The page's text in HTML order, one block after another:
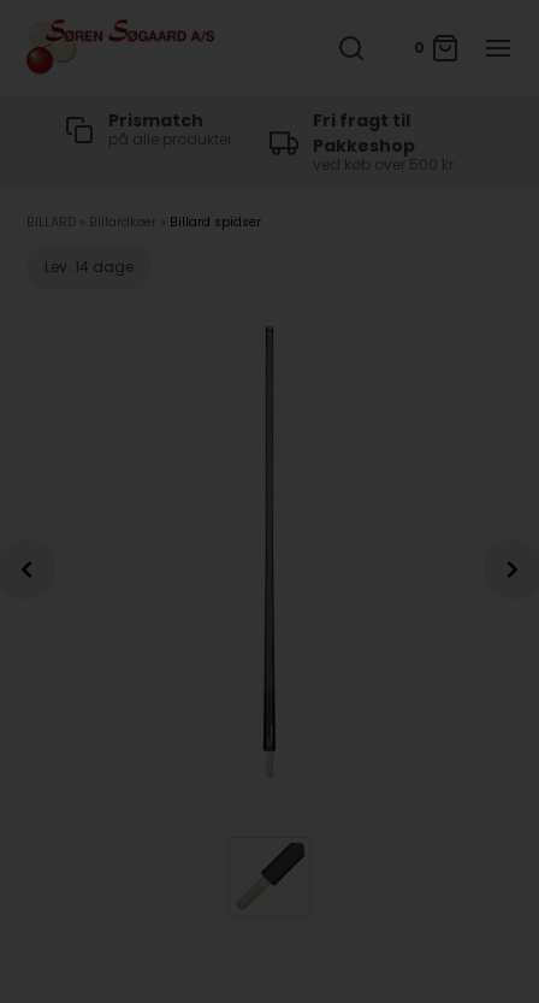
0
Prismatch
på alle produkter
Fri fragt til
Pakkeshop
ved køb over 500 kr
BILLARD Billardkøer Billard spidser
Lev. 14 dage